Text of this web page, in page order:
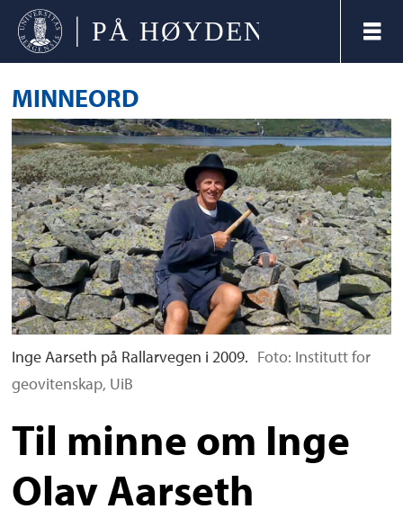
MINNEORD
Inge Aarseth på Rallarvegen i 2009. Foto: Institutt for
geovitenskap, UiB
Til minne om Inge
Olav Aarseth